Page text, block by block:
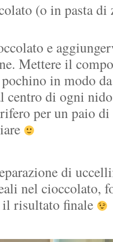
(o in pasta di
e
Mettere il
in modo
centro di ogni
per un paio di
di
nel cioccolato,
risultato finale